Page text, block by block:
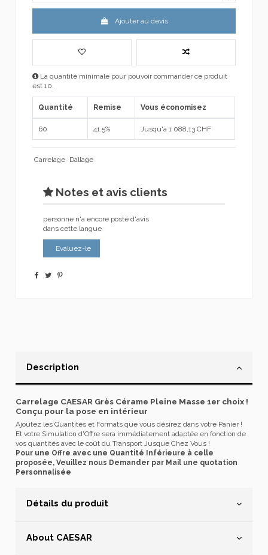
Ajouter au devis
La quantité minimale pour pouvoir commander ce produit
est 10.
Quantité Remise Vous économisez
60 41.5% Jusqu'à 1 088,13 CHF
Carrelage Dallage
Notes et avis clients
personne n'a encore posté d'avis
dans cette langue
Evaluez-le
Description
Carrelage CAESAR Grès Cérame Pleine Masse 1er choix !
Conçu pour la pose en intérieur
Ajoutez les Quantités et Formats que vous désirez dans votre Panier !
Et votre Simulation d'Offre sera immédiatement adaptée en fonction de
vos quantités avec le coût du Transport Jusque Chez Vous !
Pour une Offre avec une Quantité Inférieure à celle
proposée, Veuillez nous Demander par Mail une quotation
Personnalisée
Détails du produit
About CAESAR